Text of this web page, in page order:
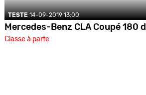
TESTE 14-09-2019 13:00
Mercedes-Benz CLA Coupé 180 d
Classe à parte